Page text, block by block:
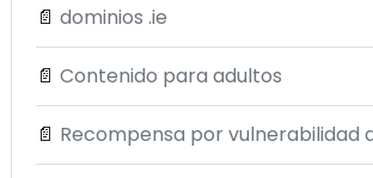
📄 dominios .ie
📄 Contenido para adultos
📄 Recompensa por vulnerabilidad